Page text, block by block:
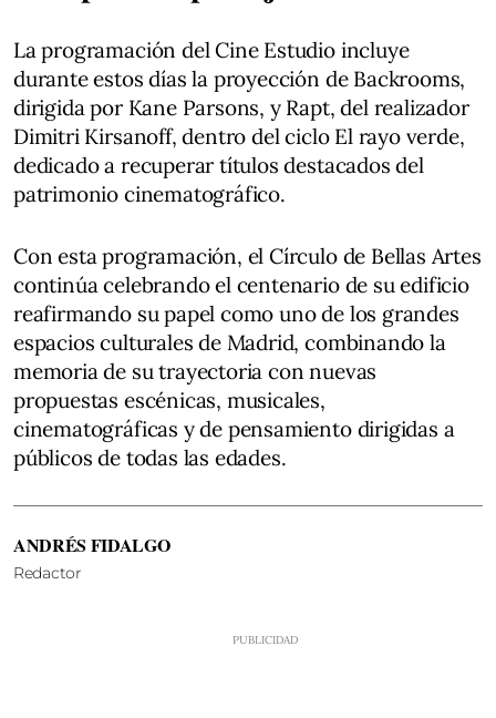
La programación del Cine Estudio incluye
durante estos días la proyección de Backrooms,
dirigida por Kane Parsons, y Rapt, del realizador
Dimitri Kirsanoff, dentro del ciclo El rayo verde,
dedicado a recuperar títulos destacados del
patrimonio cinematográfico.
Con esta programación, el Círculo de Bellas Artes
continúa celebrando el centenario de su edificio
reafirmando su papel como uno de los grandes
espacios culturales de Madrid, combinando la
memoria de su trayectoria con nuevas
propuestas escénicas, musicales,
cinematográficas y de pensamiento dirigidas a
públicos de todas las edades.
ANDRÉS FIDALGO
Redactor